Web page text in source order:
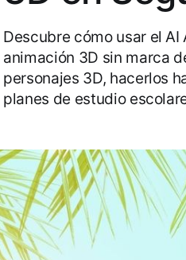
Descubre cómo usar el
animación 3D sin marca
personajes 3D, hacerlos
planes de estudio